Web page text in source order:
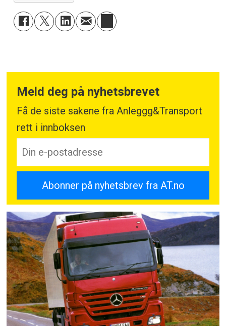
Meld deg på nyhetsbrevet
Få de siste sakene fra Anleggg&Transport
rett i innboksen